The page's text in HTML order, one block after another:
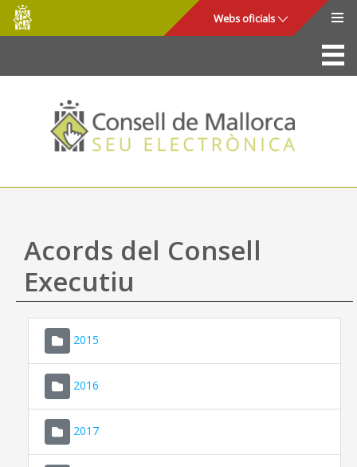
Salta al contingut principal
Consell
de
Mallorca
Webs oficials
La Seu
Consell de Mallorca
Accés i seguretat
Utilitats
Ajuda
Acords del Consell
Executiu
2015
2016
2017